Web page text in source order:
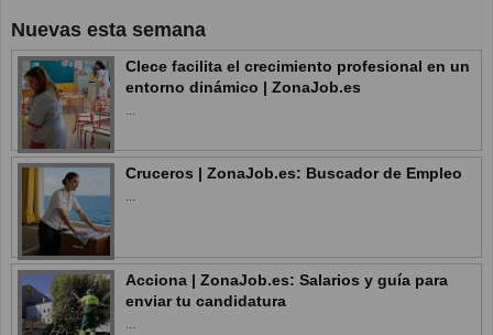
Nuevas esta semana
Clece facilita el crecimiento profesional en un
entorno dinámico | ZonaJob.es
Cruceros | ZonaJob.es: Buscador de Empleo
Acciona | ZonaJob.es: Salarios y guía para
enviar tu candidatura